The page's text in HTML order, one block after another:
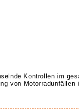
Kontrollen im
von Motorradunfällen